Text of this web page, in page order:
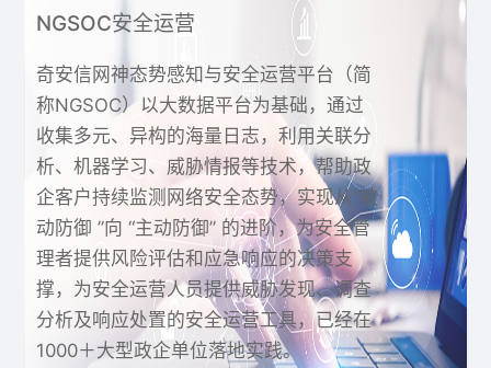
NGSOC安全运营
奇安信网神态势感知与安全运营平台（简
称NGSOC）以大数据平台为基础，通过
收集多元、异构的海量日志，利用关联分
析、机器学习、威胁情报等技术，帮助政
企客户持续监测网络安全态势，实现从“被
动防御 ”向 “主动防御” 的进阶，为安全管
理者提供风险评估和应急响应的决策支
撑，为安全运营人员提供威胁发现、调查
分析及响应处置的安全运营工具，已经在
1000＋大型政企单位落地实践。